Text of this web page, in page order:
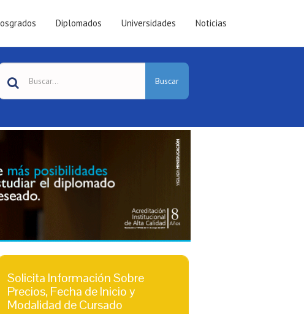
Diplomados Universidades Noticias
Buscar
Solicita Información Sobre
Precios, Fecha de Inicio y
Modalidad de Cursado